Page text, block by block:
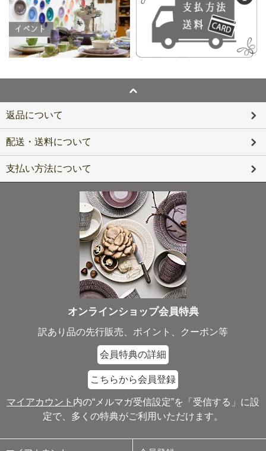
返品について
配送・送料について
支払い方法について
オンラインショップ会員特典
訳あり品の先行販売、ポイント、クーポン等
会員特典の詳細
こちらから会員登録
マイアカウント 内の“メルマガ受信設定”を「受信する」に設
定で、多くの特典がご利用いただけます。